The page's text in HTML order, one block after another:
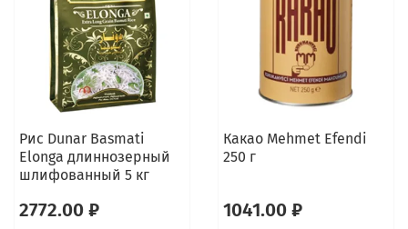
Рис Dunar Basmati
Elonga длиннозерный
шлифованный 5 кг
2772.00 ₽
Какао Mehmet Efendi
250 г
1041.00 ₽